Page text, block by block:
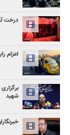
درخت
اعزام
شهید